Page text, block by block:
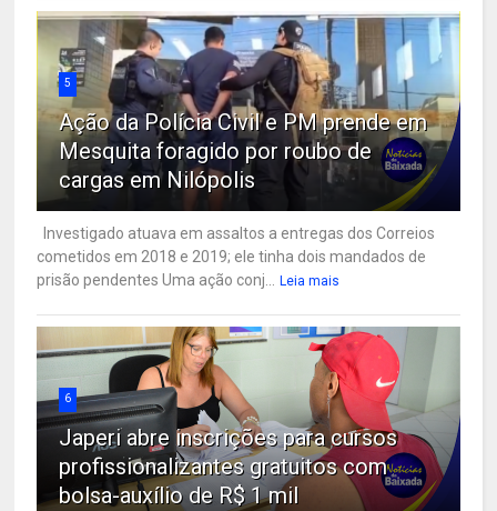
5
Ação da Polícia Civil e PM prende em
Mesquita foragido por roubo de
cargas em Nilópolis
Investigado atuava em assaltos a entregas dos Correios
cometidos em 2018 e 2019; ele tinha dois mandados de
prisão pendentes Uma ação conj...
Leia mais
6
Japeri abre inscrições para cursos
profissionalizantes gratuitos com
bolsa-auxílio de R$ 1 mil